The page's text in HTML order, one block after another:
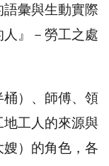
彙與生動實際
』－勞工之處
）、師傅、領
工人的來源與
）的角色，各